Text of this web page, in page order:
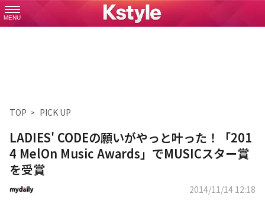
MENU
TOP PICK UP
LADIES' CODEの願いがやっと叶った！「201
4 MelOn Music Awards」でMUSICスター賞
を受賞
2014/11/14 12:18